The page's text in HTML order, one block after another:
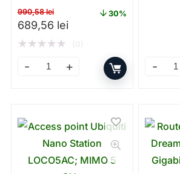
990,58lei
Prețul inițial a fost: 990,58 lei.
689,56 leiPrețul curent este:
30%
★★★★★
Access point Ubiquiti U6+ –